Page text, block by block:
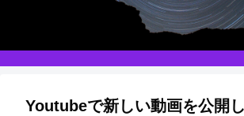
Youtubeで新しい動画を公開